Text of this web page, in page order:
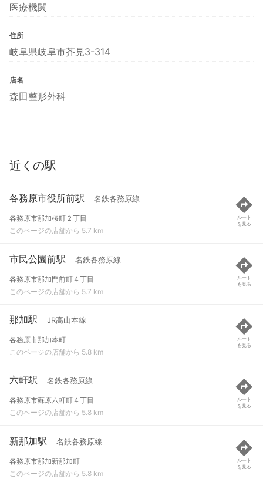
医療機関
住所
岐阜県岐阜市芥見3-314
店名
森田整形外科
近くの駅
各務原市役所前駅 名鉄各務原線
各務原市那加桜町２丁目
このページの店舗から 5.7 km
ルート
を見る
市民公園前駅 名鉄各務原線
各務原市那加門前町４丁目
このページの店舗から 5.7 km
ルート
を見る
那加駅 JR高山本線
各務原市那加本町
このページの店舗から 5.8 km
ルート
を見る
六軒駅 名鉄各務原線
各務原市蘇原六軒町４丁目
このページの店舗から 5.8 km
ルート
を見る
新那加駅 名鉄各務原線
各務原市那加新那加町
このページの店舗から 5.8 km
ルート
を見る